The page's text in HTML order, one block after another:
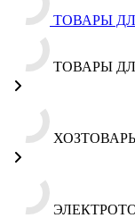
ТОВАРЫ
ТОВАРЫ